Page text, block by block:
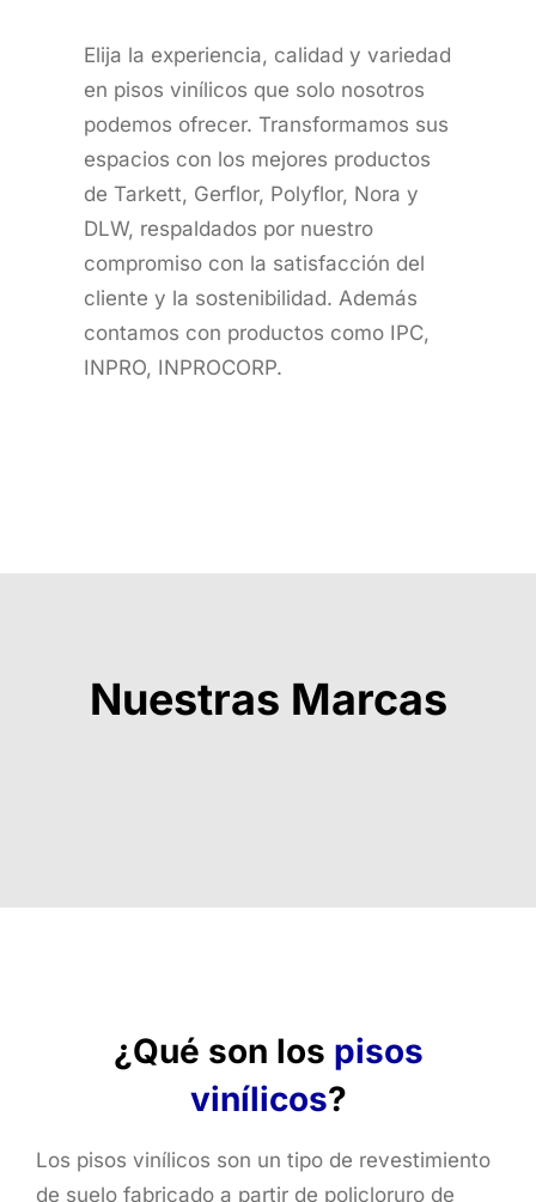
Elija la experiencia, calidad y variedad
en pisos vinílicos que solo nosotros
podemos ofrecer. Transformamos sus
espacios con los mejores productos
de Tarkett, Gerflor, Polyflor, Nora y
DLW, respaldados por nuestro
compromiso con la satisfacción del
cliente y la sostenibilidad. Además
contamos con productos como IPC,
INPRO, INPROCORP.
Nuestras Marcas
¿Qué son los pisos
vinílicos?
Los pisos vinílicos son un tipo de revestimiento
de suelo fabricado a partir de policloruro de